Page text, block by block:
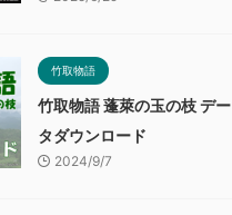
竹取物語
竹取物語 蓬萊の玉の枝 デー
タダウンロード
2024/9/7